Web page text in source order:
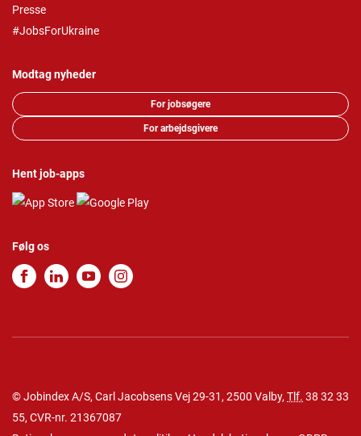
Presse
#JobsForUkraine
Modtag nyheder
For jobsøgere
For arbejdsgivere
Hent job-apps
Følg os
© Jobindex A/S, Carl Jacobsens Vej 29-31, 2500 Valby, Tlf. 38 32 33
55, CVR-nr. 21367087